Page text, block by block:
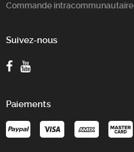
Commande intracommunautaire
Suivez-nous
Paiements